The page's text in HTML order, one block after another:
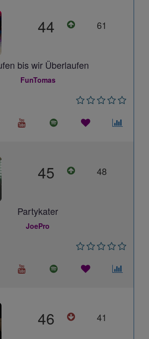
44 61
bis wir Überlaufen
FunTomas
45 48
Partykater
JoePro
46 41